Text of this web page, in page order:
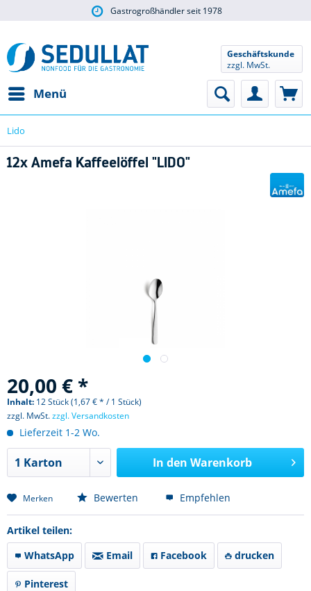
Gastrogroßhändler seit 1978
Menü
Geschäftskunde
zzgl. MwSt.
Lido
12x Amefa Kaffeelöffel "LIDO"
20,00 € *
Inhalt: 12 Stück (1,67 € * / 1 Stück)
zzgl. MwSt.zzgl. Versandkosten
Lieferzeit 1-2 Wo.
In den Warenkorb
Merken Bewerten Empfehlen
Artikel teilen:
WhatsApp
Email Facebook drucken
Pinterest